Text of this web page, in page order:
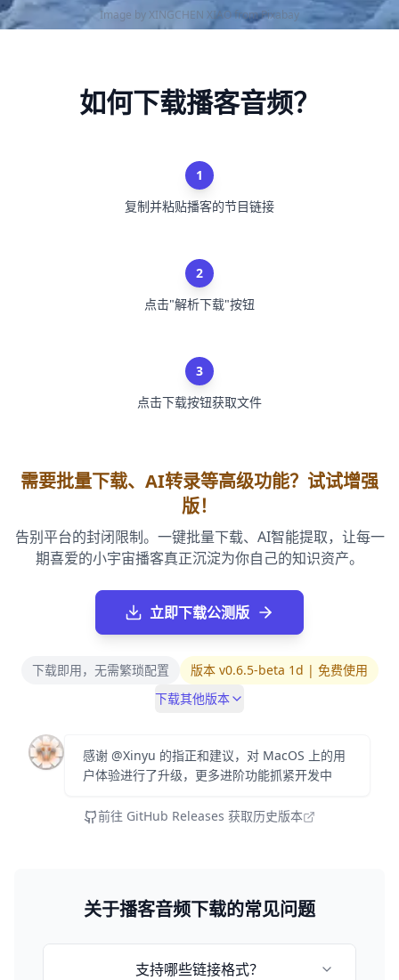
Image byXINGCHEN XIAOfromPixabay
如何下载播客音频？
1
复制并粘贴播客的节目链接
2
点击"解析下载"按钮
3
点击下载按钮获取文件
需要批量下载、AI转录等高级功能？试试增强
版！
告别平台的封闭限制。一键批量下载、AI智能提取，让每一
期喜爱的小宇宙播客真正沉淀为你自己的知识资产。
立即下载公测版
下载即用，无需繁琐配置
版本 v0.6.5-beta 1d | 免费使用
下载其他版本
感谢 @Xinyu 的指正和建议，对 MacOS 上的用
户体验进行了升级，更多进阶功能抓紧开发中
前往 GitHub Releases 获取历史版本
关于播客音频下载的常见问题
支持哪些链接格式？